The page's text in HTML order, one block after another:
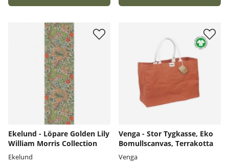
Ekelund - Löpare Golden Lily
William Morris Collection
Ekelund
Venga - Stor Tygkasse, Eko
Bomullscanvas, Terrakotta
Venga